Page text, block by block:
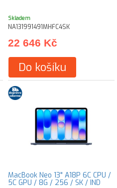
Skladem
NA131991491MHFC4SK
22 646 Kč
Do košíku
MacBook Neo 13" A18P 6C CPU /
5C GPU / 8G / 256 / SK / IND